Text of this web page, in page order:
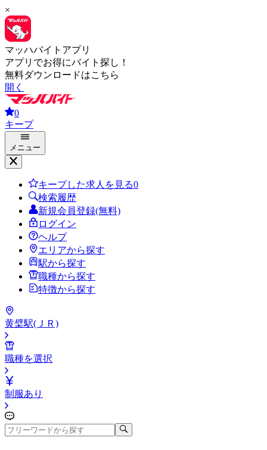
×
マッハバイトアプリ
アプリでお得にバイト探し！
無料ダウンロードはこちら
開く
0
キープ
メニュー
キープした求人を見る0
検索履歴
新規会員登録(無料)
ログイン
ヘルプ
エリアから探す
駅から探す
職種から探す
特徴から探す
黄檗駅(ＪＲ)
職種を選択
制服あり